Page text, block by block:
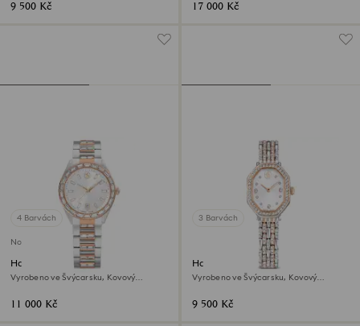
9 500 Kč 17 000 Kč
4 Barvách
Novinka
Hodinky Matrix date
Vyrobeno ve Švýcarsku, Kovový
11 000 Kč
3 Barvách
Hodinky Dextera octagon
Vyrobeno ve Švýcarsku, Kovový
9 500 Kč